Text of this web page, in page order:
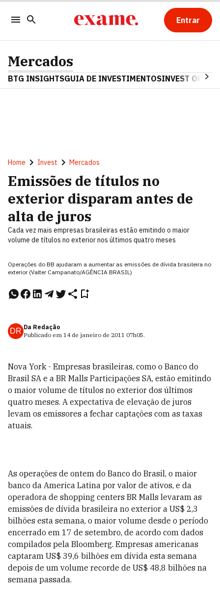
Entrar
Mercados
BTG INSIGHTSGUIA DE INVESTIMENTOSINVEST OPINA
Home Invest Mercados
Emissões de títulos no
exterior disparam antes de
alta de juros
Cada vez mais empresas brasileiras estão emitindo o maior
volume de títulos no exterior nos últimos quatro meses
Operações do BB ajudaram a aumentar as emissões de dívida brasileira no
exterior (Valter Campanato/AGÊNCIA BRASIL)
DR Da Redação
Publicado em 14 de janeiro de 2011 07h05.
Nova York - Empresas brasileiras, como o Banco do
Brasil SA e a BR Malls Participações SA, estão emitindo
o maior volume de títulos no exterior dos últimos
quatro meses. A expectativa de elevação de juros
levam os emissores a fechar captações com as taxas
atuais.
As operações de ontem do Banco do Brasil, o maior
banco da America Latina por valor de ativos, e da
operadora de shopping centers BR Malls levaram as
emissões de dívida brasileira no exterior a US$ 2,3
bilhões esta semana, o maior volume desde o período
encerrado em 17 de setembro, de acordo com dados
compilados pela Bloomberg. Empresas americanas
captaram US$ 39,6 bilhões em dívida esta semana
depois de um volume recorde de US$ 48,8 bilhões na
semana passada.